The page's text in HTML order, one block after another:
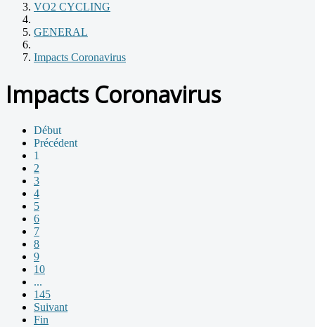
VO2 CYCLING
GENERAL
Impacts Coronavirus
Impacts Coronavirus
Début
Précédent
1
2
3
4
5
6
7
8
9
10
...
145
Suivant
Fin